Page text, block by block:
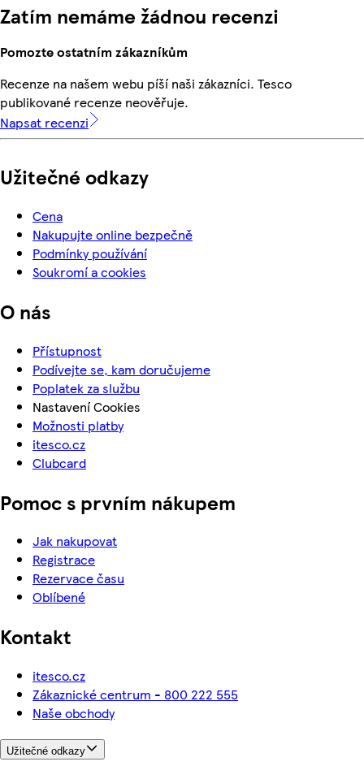
Zatím nemáme žádnou recenzi
Pomozte ostatním zákazníkům
Recenze na našem webu píší naši zákazníci. Tesco
publikované recenze neověřuje.
Napsat recenzi
Užitečné odkazy
Cena
Nakupujte online bezpečně
Podmínky používání
Soukromí a cookies
O nás
Přístupnost
Podívejte se, kam doručujeme
Poplatek za službu
Nastavení Cookies
Možnosti platby
itesco.cz
Clubcard
Pomoc s prvním nákupem
Jak nakupovat
Registrace
Rezervace času
Oblíbené
Kontakt
itesco.cz
Zákaznické centrum - 800 222 555
Naše obchody
Užitečné odkazy